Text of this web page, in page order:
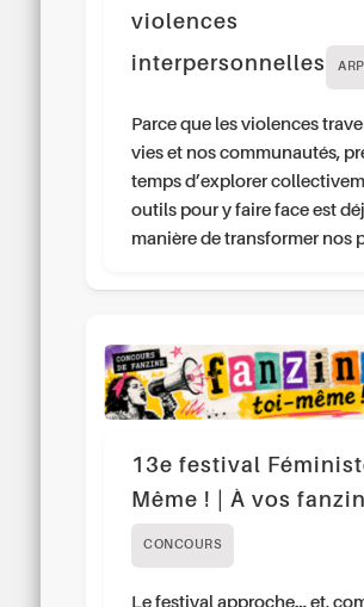
violences
interpersonnelles
Parce que les violences
vies et nos communautés,
temps d’explorer
outils pour y faire face est
manière de transformer nos
13e festival
Même ! | À vos
CONCOURS
Le festival approche… et,